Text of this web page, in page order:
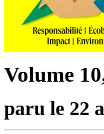
Volume
paru le 22